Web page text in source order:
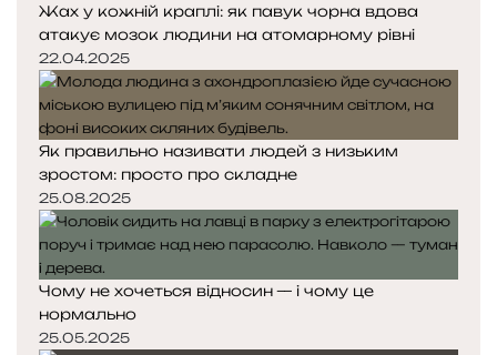
Жах у кожній краплі: як павук чорна вдова
атакує мозок людини на атомарному рівні
22.04.2025
Як правильно називати людей з низьким
зростом: просто про складне
25.08.2025
Чому не хочеться відносин — і чому це
нормально
25.05.2025